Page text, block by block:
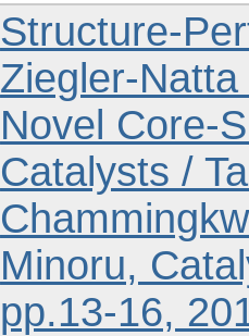
Structure-
Ziegler-
Novel Core-
Catalysts /
Minoru,
pp.13-16,